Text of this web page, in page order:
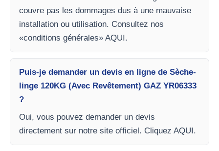
couvre pas les dommages dus à une mauvaise
installation ou utilisation. Consultez nos
«conditions générales» AQUI.
Puis-je demander un devis en ligne de Sèche-
linge 120KG (Avec Revêtement) GAZ YR06333
?
Oui, vous pouvez demander un devis
directement sur notre site officiel. Cliquez AQUI.